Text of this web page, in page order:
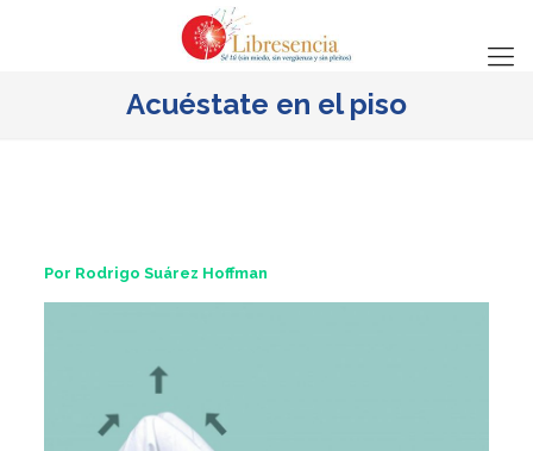
Acuéstate en el piso
Por Rodrigo Suárez Hoffman